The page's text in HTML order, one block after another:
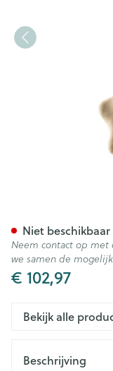
€ 102,97
Niet beschikbaar
Neem contact op
we samen de
Bekijk alle
Beschrijving